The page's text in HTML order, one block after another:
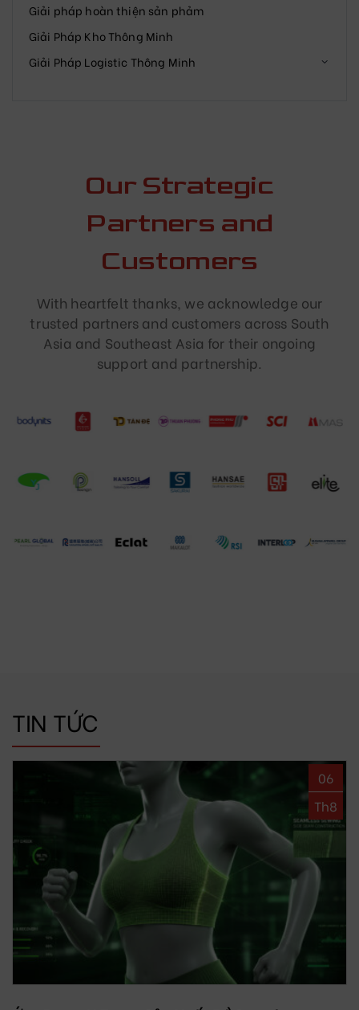
Giải pháp hoàn thiện sản phảm
Giải Pháp Kho Thông Minh
Giải Pháp Logistic Thông Minh
Our Strategic
Partners and
Customers
With heartfelt thanks, we acknowledge our
trusted partners and customers across South
Asia and Southeast Asia for their ongoing
support and partnership.
TIN TỨC
06
Th8